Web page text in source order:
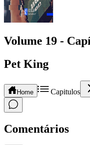
Volume 19 -
Pet King
Home Capitulos
Comentários